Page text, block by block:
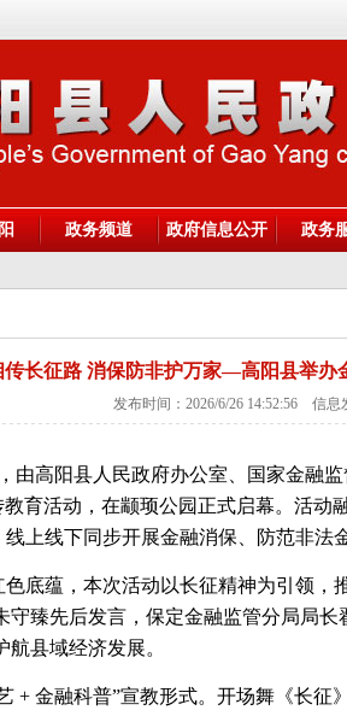
政务频道 政府信息公开 政务
传长征路 消保防非护万家—高阳县举办
发布时间：2026/6/26 14:52:56 信息
由高阳县人民政府办公室、国家金融
育活动，在颛顼公园正式启幕。活
上线下同步开展金融消保、防范非法
底蕴，本次活动以长征精神为引领
守臻先后发言，保定金融监管分局局
县域经济发展。
+ 金融科普”宣教形式。开场舞《长